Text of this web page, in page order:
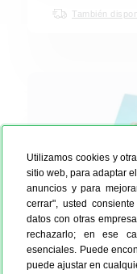
Utilizamos cookies y
sitio web, para adaptar
anuncios y para
cerrar", usted
datos con otras
rechazarlo; en ese
esenciales. Puede
puede ajustar en
También